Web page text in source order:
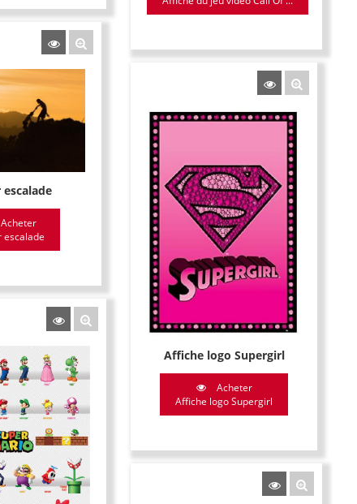
escalade
Acheter
escalade
Affiche logo Supergirl
Acheter
Affiche logo Supergirl